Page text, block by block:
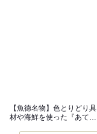
【魚徳名物】色とりどり具
材や海鮮を使った『あて巻